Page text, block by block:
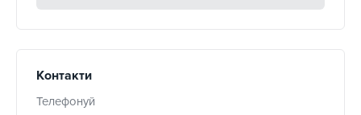
Контакти
Телефонуй